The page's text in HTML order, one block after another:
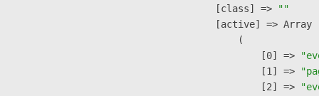
            [class] =>
""
            [active] => Array
                (
                    [0] =>
                    [1] =>
                    [2] =>